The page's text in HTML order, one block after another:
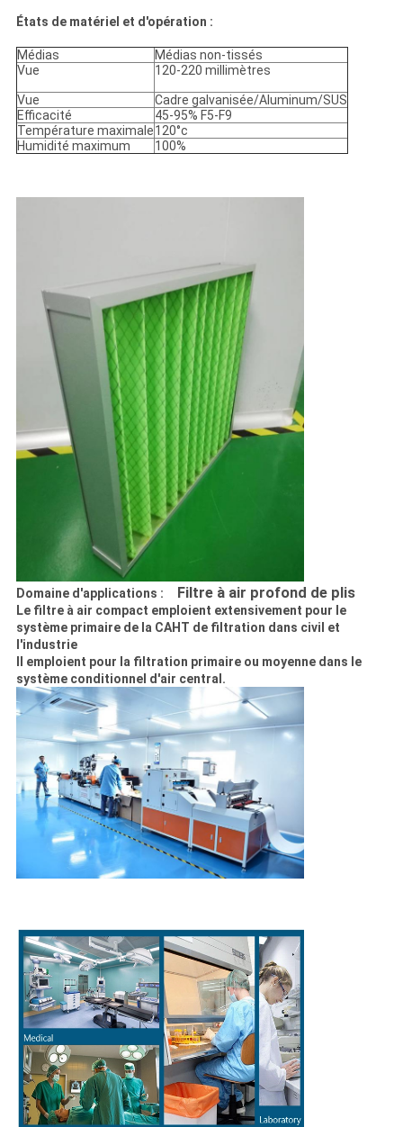
États de matériel et d'opération :
Médias
Médias non-tissés
Vue
120-220 millimètres
Vue
Cadre galvanisée/Aluminum/SUS
Efficacité
45-95% F5-F9
Température maximale120°c
Humidité maximum
100%
Domaine d'applications : Filtre à air profond de plis
Le filtre à air compact emploient extensivement pour le
système primaire de la CAHT de filtration dans civil et
l'industrie
Il emploient pour la filtration primaire ou moyenne dans le
système conditionnel d'air central.